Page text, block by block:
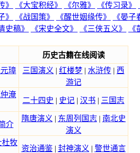
》 《大宝积经》 《尔雅》 《传习录》
》 《战国策》 《醒世姻缘传》 《晏子
史稿》 《宋史全文》 《三侠五义》 《
历史古籍在线阅读
璋
三国演义 | 红楼梦 | 水浒传 | 西
游记
淹
二十四史 | 史记 | 汉书 | 三国志
介
隋唐演义 | 东周列国志| 南北史
演义
杜牧
资治通鉴| 封神演义 | 警世通言